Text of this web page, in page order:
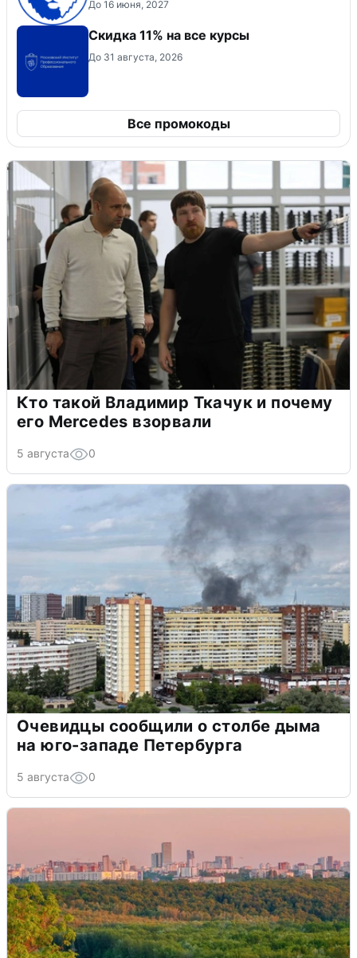
До 16 июня, 2027
Скидка 11% на все курсы
До 31 августа, 2026
Все промокоды
Кто такой Владимир Ткачук и почему
его Mercedes взорвали
5 августа 0
Очевидцы сообщили о столбе дыма
на юго-западе Петербурга
5 августа 0